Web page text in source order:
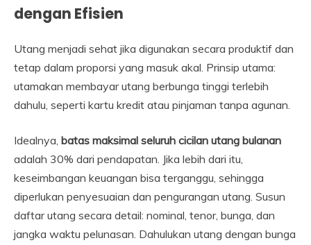
dengan Efisien
Utang menjadi sehat jika digunakan secara produktif dan
tetap dalam proporsi yang masuk akal. Prinsip utama:
utamakan membayar utang berbunga tinggi terlebih
dahulu, seperti kartu kredit atau pinjaman tanpa agunan.
Idealnya, batas maksimal seluruh cicilan utang bulanan
adalah 30% dari pendapatan. Jika lebih dari itu,
keseimbangan keuangan bisa terganggu, sehingga
diperlukan penyesuaian dan pengurangan utang. Susun
daftar utang secara detail: nominal, tenor, bunga, dan
jangka waktu pelunasan. Dahulukan utang dengan bunga